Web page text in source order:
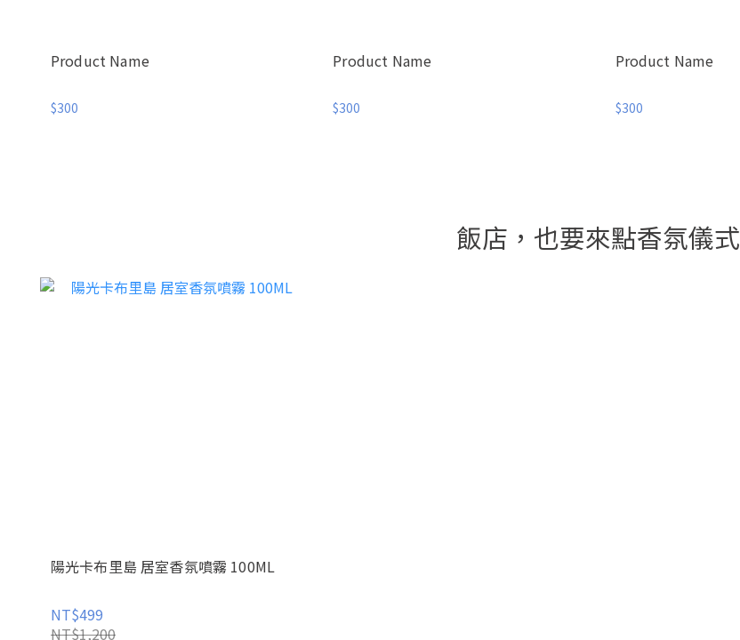
Product Name
$300
Product Name
$300
Product Name
$300
飯店，也要來點香氛儀式
陽光卡布里島 居室香氛噴霧 100ML
NT$499
NT$1,200